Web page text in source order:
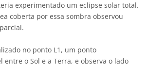
experimentado um eclipse solar total.
coberta por essa sombra observou
no ponto L1, um ponto
entre o Sol e a Terra, e observa o lado